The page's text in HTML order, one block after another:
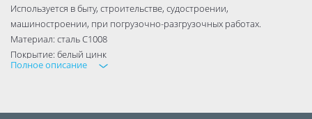
Используется в быту, строительстве, судостроении,
машиностроении, при погрузочно-разгрузочных работах.
Материал: сталь C1008
Покрытие: белый цинк
DIN 8304
Полное описание